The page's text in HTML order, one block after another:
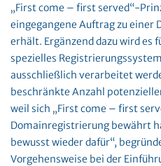
„First come – first served“-
eingegangene Auftrag zu einer
erhält. Ergänzend dazu wird es
spezielles
ausschließlich verarbeitet
beschränkte Anzahl
weil sich „First come – first
Domainregistrierung bewährt
bewusst wieder dafür“,
Vorgehensweise bei der